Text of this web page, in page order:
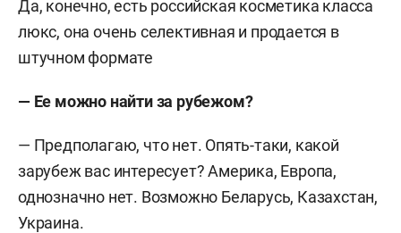
Да, конечно, есть российская косметика класса
люкс, она очень селективная и продается в
штучном формате
— Ее можно найти за рубежом?
— Предполагаю, что нет. Опять-таки, какой
зарубеж вас интересует? Америка, Европа,
однозначно нет. Возможно Беларусь, Казахстан,
Украина.